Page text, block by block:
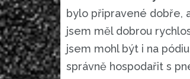
bylo připravené dobře,
jsem měl dobrou
jsem mohl být i na
správně hospodařit s